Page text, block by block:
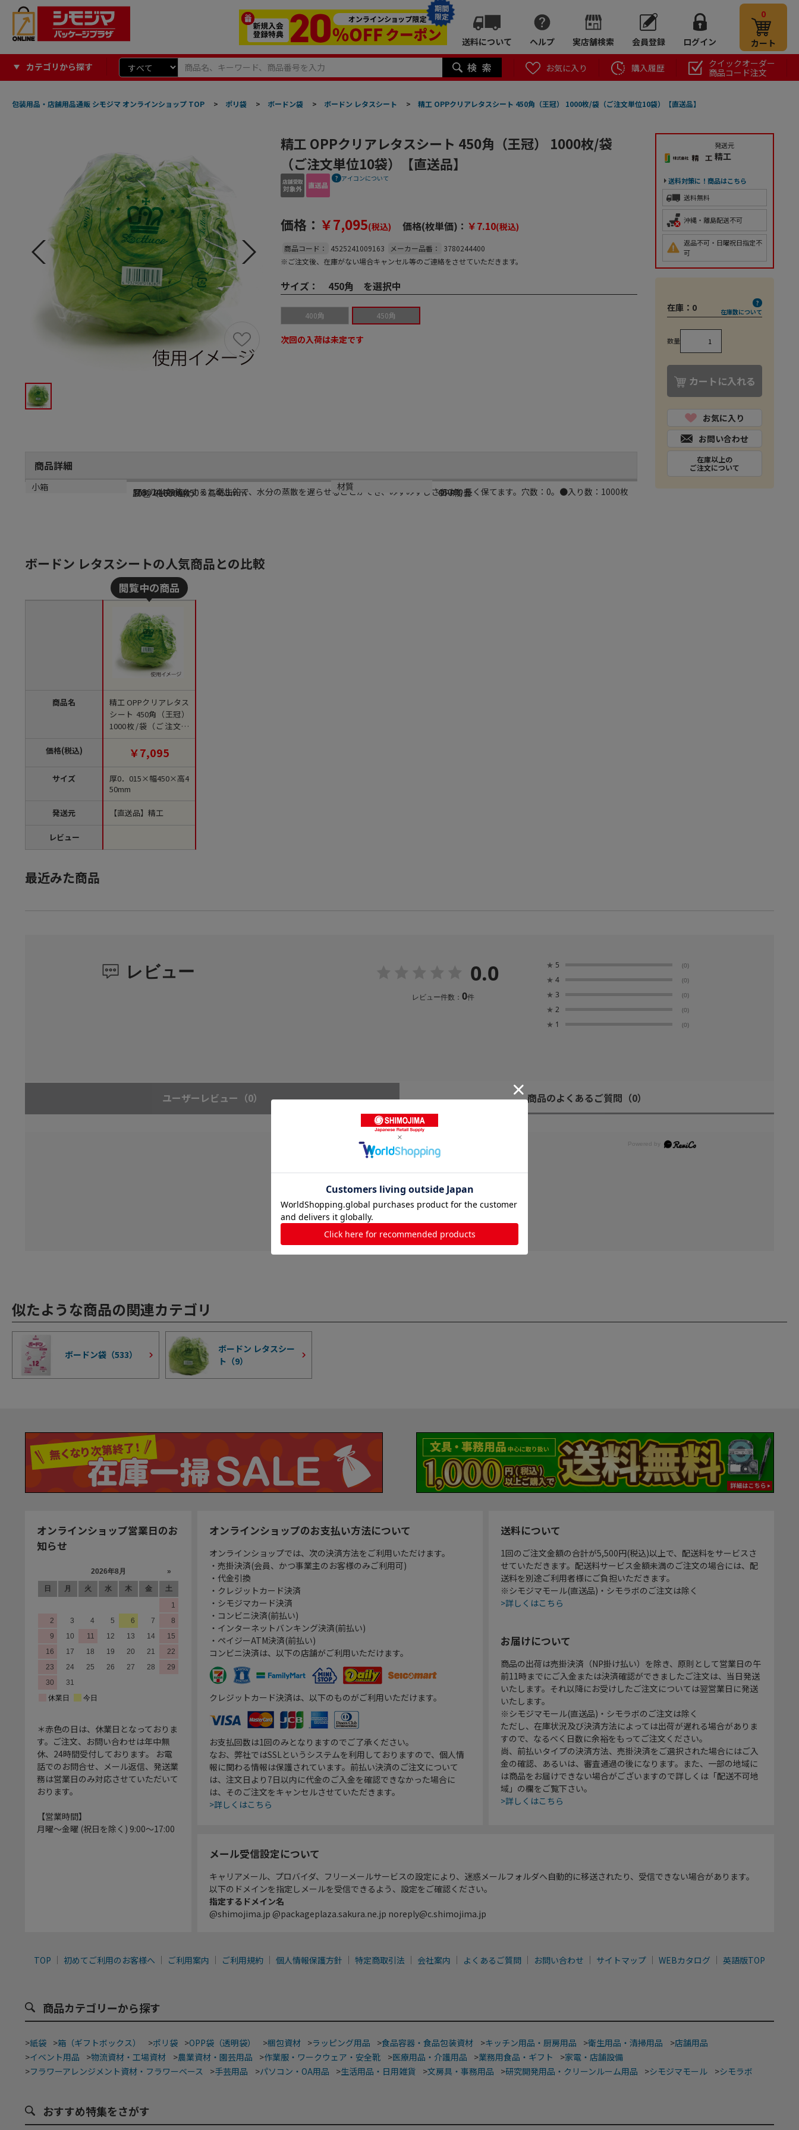
期間
限定
送料について ヘルプ 実店舗検索 会員登録 ログイン
0
カート
カテゴリから探す お気に入り 購入履歴
クイックオーダー
商品コード注文
包装用品・店舗用品通販 シモジマ オンラインショップ TOP > ポリ袋 > ボードン袋 > ボードン レタスシート > 精工 OPPクリアレタスシート 450角（王冠） 1000枚/袋（ご注文単位10袋）【直送品】
精工 OPPクリアレタスシート 450角（王冠） 1000枚/袋
（ご注文単位10袋）【直送品】
アイコンについて
価格： ￥7,095(税込) 価格(枚単価)： ￥7.10(税込)
商品コード： 4525241009163 メーカー品番：
3780244400
※ご注文後、在庫がない場合キャンセル等のご連絡をさせていただきます。
サイズ： 450角 を選択中
400角 450角
次回の入荷は未定です
商品詳細
商品説明
フィルム包装をすると衛生的で、水分の蒸散を遅らせることができ、みずみずしさをより長く保てます。穴数：0。●入り数：1000枚
メーカー品番
3780244400
規格
450角
サイズ
厚0．015×幅450×高450mm
材質
OPP防曇
小箱
10包（10000枚）
発送元
精工
送料対策に！商品はこちら
送料無料
沖縄・離島配送不可
返品不可・日曜祝日指定不
可
在庫： 0 在庫数について
数量
カートに入れる
お気に入り
お問い合わせ
在庫以上の
ご注文について
ボードン レタスシートの人気商品との比較
商品名
価格(税込)
サイズ
発送元
レビュー
精工 OPPクリアレタス
シート 450角（王冠）
1000枚/袋（ご注文単
位10袋）【直送品】
￥7,095
厚0．015×幅450×高4
50mm
【直送品】精工
最近みた商品
レビュー 0.0
レビュー件数： 0件
★ 5 (0)
★ 4 (0)
★ 3 (0)
★ 2 (0)
★ 1 (0)
ユーザーレビュー （0） 商品のよくあるご質問 （0）
似たような商品の関連カテゴリ
ボードン袋（533）
ボードン レタスシー
ト（9）
オンラインショップ営業日のお
知らせ
＊赤色の日は、休業日となっておりま
す。ご注文、お問い合わせは年中無
休、24時間受付しております。 お電
話でのお問合せ、メール返信、発送業
務は営業日のみ対応させていただいて
おります。
【営業時間】
月曜～金曜 (祝日を除く) 9:00～17:00
オンラインショップのお支払い方法について
オンラインショップでは、次の決済方法をご利用いただけます。
・売掛決済(会員、かつ事業主のお客様のみご利用可)
・代金引換
・クレジットカード決済
・シモジマカード決済
・コンビニ決済(前払い)
・インターネットバンキング決済(前払い)
・ペイジーATM決済(前払い)
コンビニ決済は、以下の店舗がご利用いただけます。
クレジットカード決済は、以下のものがご利用いただけます。
お支払回数は1回のみとなりますのでご了承ください。
なお、弊社ではSSLというシステムを利用しておりますので、個人情
報に関わる情報は保護されています。前払い決済のご注文について
は、注文日より7日以内に代金のご入金を確認できなかった場合に
は、そのご注文をキャンセルさせていただきます。
>詳しくはこちら
送料について
1回のご注文金額の合計が5,500円(税込)以上で、配送料をサービスさ
せていただきます。配送料サービス金額未満のご注文の場合には、配
送料を別途ご利用者様にご負担いただきます。
※シモジマモール(直送品)・シモラボのご注文は除く
>詳しくはこちら
お届けについて
商品の出荷は売掛決済（NP掛け払い）を除き、原則として営業日の午
前11時までにご入金または決済確認ができましたご注文は、当日発送
いたします。それ以降にお受けしたご注文については翌営業日に発送
いたします。
※シモジマモール(直送品)・シモラボのご注文は除く
ただし、在庫状況及び決済方法によっては出荷が遅れる場合がありま
すので、なるべく日数に余裕をもってご注文ください。
尚、前払いタイプの決済方法、売掛決済をご選択された場合にはご入
金の確認、あるいは、審査通過の後になります。また、一部の地域に
は商品をお届けできない場合がございますので詳しくは「配送不可地
域」の欄をご覧下さい。
>詳しくはこちら
メール受信設定について
キャリアメール、プロバイダ、フリーメールサービスの設定により、迷惑メールフォルダへ自動的に移送されたり、受信できない場合があります。
以下のドメインを指定しメールを受信できるよう、設定をご確認ください。
指定するドメイン名
@shimojima.jp @packageplaza.sakura.ne.jp noreply@c.shimojima.jp
TOP 初めてご利用のお客様へ ご利用案内 ご利用規約 個人情報保護方針 特定商取引法 会社案内 よくあるご質問 お問い合わせ サイトマップ WEBカタログ 英語版TOP
商品カテゴリーから探す
>紙袋 >箱（ギフトボックス） >ポリ袋 >OPP袋（透明袋） >梱包資材 >ラッピング用品 >食品容器・食品包装資材 >キッチン用品・厨房用品 >衛生用品・清掃用品 >店舗用品
>イベント用品 >物流資材・工場資材 >農業資材・園芸用品 >作業服・ワークウェア・安全靴 >医療用品・介護用品 >業務用食品・ギフト >家電・店舗設備
>フラワーアレンジメント資材・フラワーベース >手芸用品 >パソコン・OA用品 >生活用品・日用雑貨 >文房具・事務用品 >研究開発用品・クリーンルーム用品 >シモジマモール >シモラボ
おすすめ特集をさがす